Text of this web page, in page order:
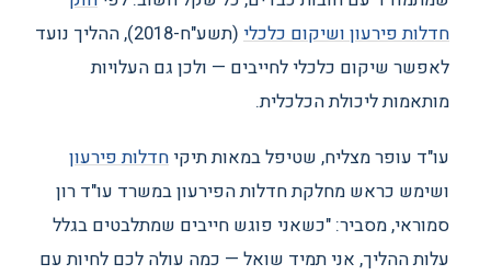
חדלות פירעון ושיקום כלכלי
(תשע"ח-2018), ההליך נועד
לאפשר שיקום כלכלי לחייבים — ולכן גם העלויות
מותאמות ליכולת הכלכלית.
עו"ד עופר מצליח, שטיפל במאות תיקי חדלות פירעון
ושימש כראש מחלקת חדלות הפירעון במשרד עו"ד רון
סמוראי, מסביר: "כשאני פוגש חייבים שמתלבטים בגלל
עלות ההליך, אני תמיד שואל — כמה עולה לכם לחיות עם